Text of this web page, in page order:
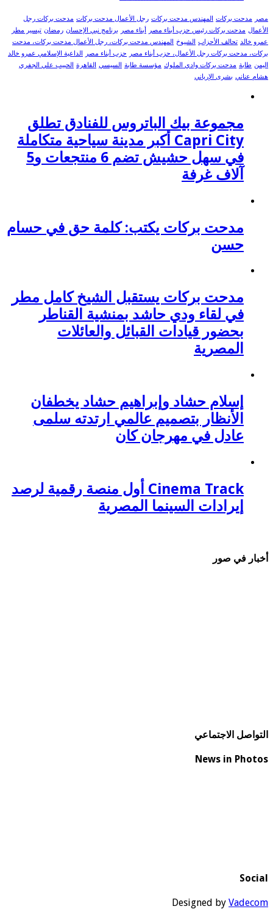
مصر مدحت بركات المهندس مدحت بركات رجل الأعمال مدحت بركات مدحت بركات رجل
الأعمال مدحت بركات رئيس حزب أبناء مصر أبناء مصر برنامج نبي الإحسان رمضان تيسير مطر
عمرو خالد تحالف الأحزاب الشيوخ المهندس مدحت بركات، رجل الأعمال مدحت بركات، مدحت
بركات، مدحت بركات رجل الأعمال، حزب أبناء مصر
حزب أبناء مصر
الداعية الإسلامي عمرو خالد
اليمن طابة مدحت بركات وادي الملوك مؤسسة طابة السيسي القاهرة الحبيب علي الجفري
هشام عناني بشرى الإرياني
مجموعة بيك الباتروس للفنادق تطلق
Capri City أكبر مدينة سياحية متكاملة
في سهل حشيش تضم 6 منتجعات و5
آلاف غرفة
مدحت بركات يكتب: كلمة حق في حسام
حسن
مدحت بركات يستقبل الشيخ كامل مطر
في لقاء ودي حاشد بمنشية القناطر
بحضور قيادات القبائل والعائلات
المصرية
إسلام حشاد وإبراهيم حشاد يخطفان
الأنظار بتصميم عالمي ارتدته سلمى
عادل في مهرجان كان
Cinema Track أول منصة رقمية لرصد
إيرادات السينما المصرية
أخبار في صور
التواصل الاجتماعي
News in Photos
Social
Designed by Vadecom